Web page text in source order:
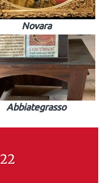
Novara
Abbiategrasso